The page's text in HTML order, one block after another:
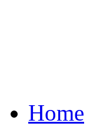
Home